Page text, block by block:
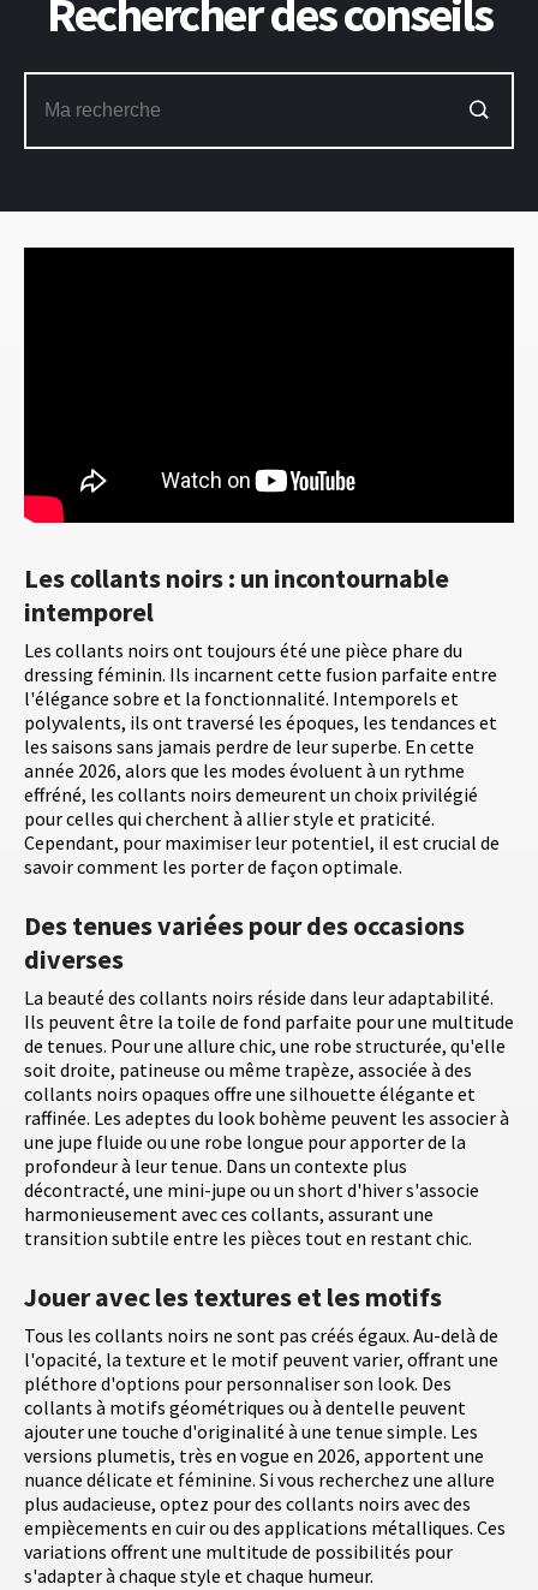
Les collants noirs : un incontournable
intemporel
Les collants noirs ont toujours été une pièce phare du
dressing féminin. Ils incarnent cette fusion parfaite entre
l'élégance sobre et la fonctionnalité. Intemporels et
polyvalents, ils ont traversé les époques, les tendances et
les saisons sans jamais perdre de leur superbe. En cette
année 2026, alors que les modes évoluent à un rythme
effréné, les collants noirs demeurent un choix privilégié
pour celles qui cherchent à allier style et praticité.
Cependant, pour maximiser leur potentiel, il est crucial de
savoir comment les porter de façon optimale.
Des tenues variées pour des occasions
diverses
La beauté des collants noirs réside dans leur adaptabilité.
Ils peuvent être la toile de fond parfaite pour une multitude
de tenues. Pour une allure chic, une robe structurée, qu'elle
soit droite, patineuse ou même trapèze, associée à des
collants noirs opaques offre une silhouette élégante et
raffinée. Les adeptes du look bohème peuvent les associer à
une jupe fluide ou une robe longue pour apporter de la
profondeur à leur tenue. Dans un contexte plus
décontracté, une mini-jupe ou un short d'hiver s'associe
harmonieusement avec ces collants, assurant une
transition subtile entre les pièces tout en restant chic.
Jouer avec les textures et les motifs
Tous les collants noirs ne sont pas créés égaux. Au-delà de
l'opacité, la texture et le motif peuvent varier, offrant une
pléthore d'options pour personnaliser son look. Des
collants à motifs géométriques ou à dentelle peuvent
ajouter une touche d'originalité à une tenue simple. Les
versions plumetis, très en vogue en 2026, apportent une
nuance délicate et féminine. Si vous recherchez une allure
plus audacieuse, optez pour des collants noirs avec des
empiècements en cuir ou des applications métalliques. Ces
variations offrent une multitude de possibilités pour
s'adapter à chaque style et chaque humeur.
Rechercher des conseils